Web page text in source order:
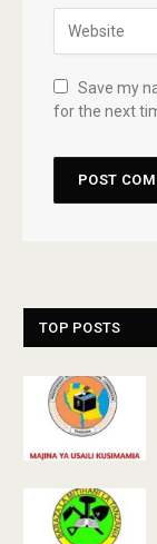
Save my
for the next
TOP POSTS